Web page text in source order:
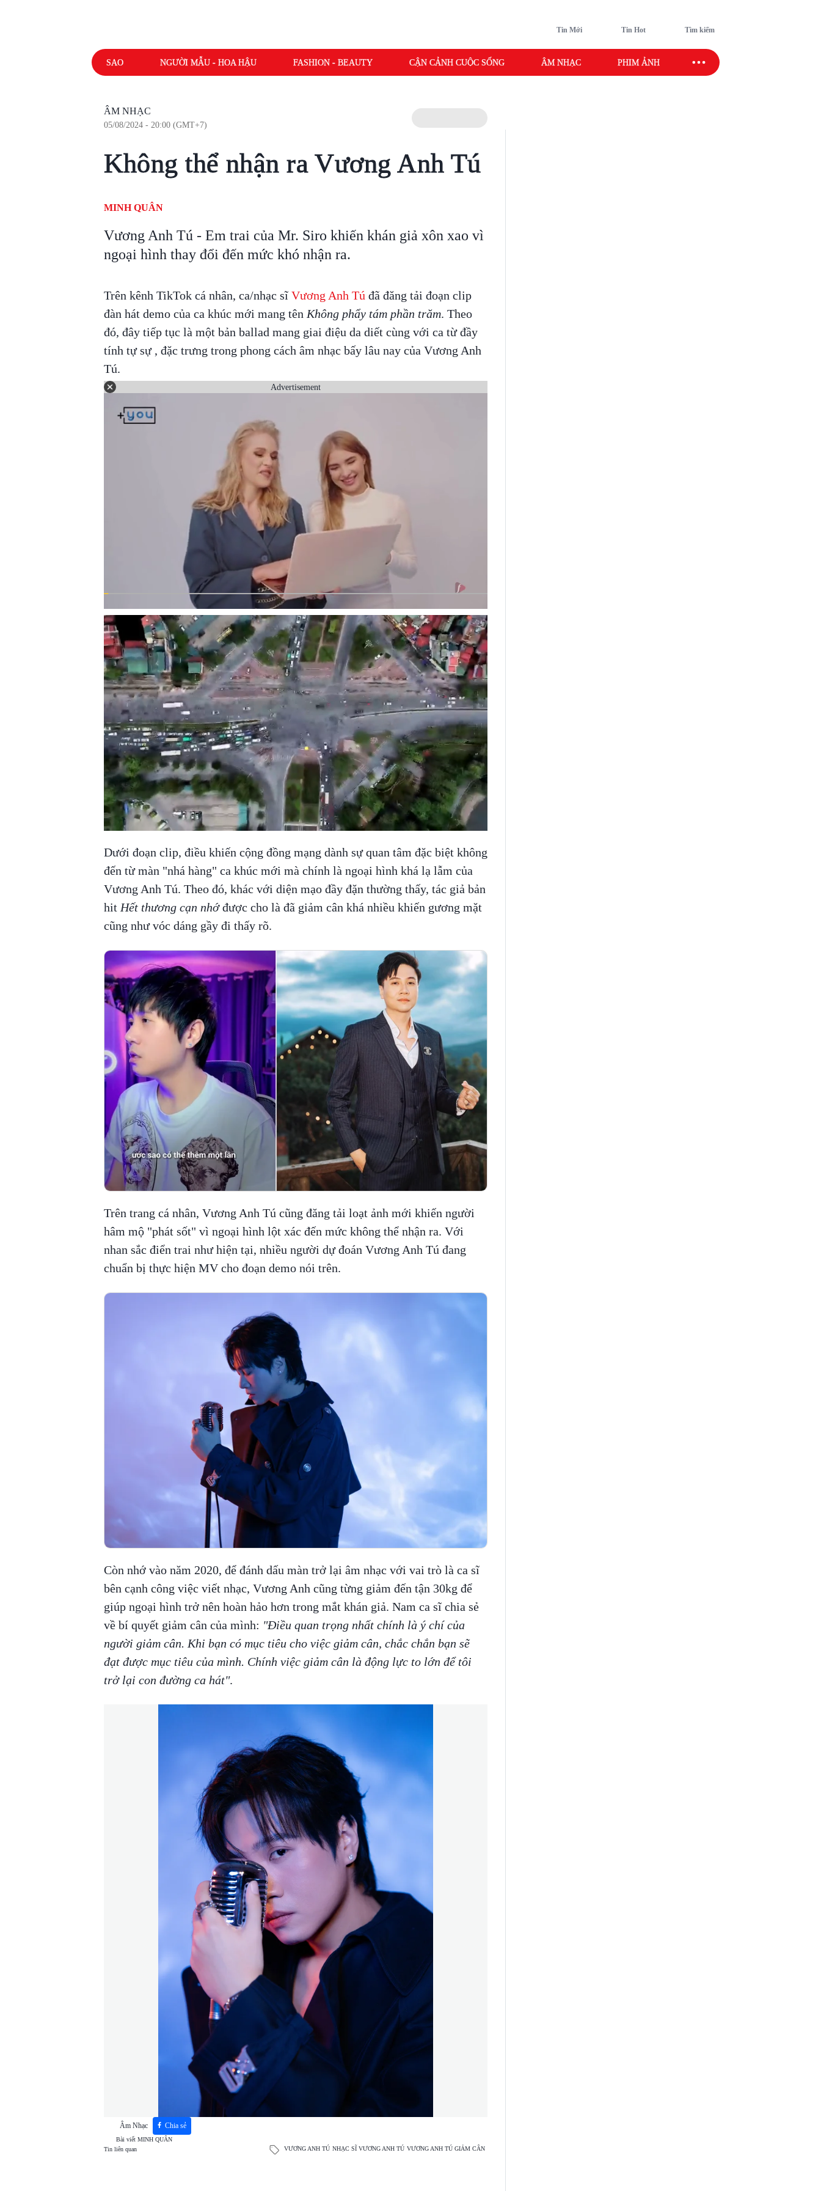
Tin Mới Tin Hot Tìm kiếm
SAO NGƯỜI MẪU - HOA HẬU FASHION - BEAUTY CẬN CẢNH CUỘC SỐNG ÂM NHẠC PHIM ẢNH SAO SPORT
ÂM NHẠC
05/08/2024 - 20:00 (GMT+7)
Không thể nhận ra Vương Anh Tú
MINH QUÂN
Vương Anh Tú - Em trai của Mr. Siro khiến khán giả xôn xao vì
ngoại hình thay đổi đến mức khó nhận ra.
Trên kênh TikTok cá nhân, ca/nhạc sĩ Vương Anh Tú đã đăng tải đoạn clip
đàn hát demo của ca khúc mới mang tên Không phẩy tám phần trăm. Theo
đó, đây tiếp tục là một bản ballad mang giai điệu da diết cùng với ca từ đầy
tính tự sự , đặc trưng trong phong cách âm nhạc bấy lâu nay của Vương Anh
Tú.
Advertisement
Dưới đoạn clip, điều khiến cộng đồng mạng dành sự quan tâm đặc biệt không
đến từ màn "nhá hàng" ca khúc mới mà chính là ngoại hình khá lạ lẫm của
Vương Anh Tú. Theo đó, khác với diện mạo đầy đặn thường thấy, tác giả bản
hit Hết thương cạn nhớđược cho là đã giảm cân khá nhiều khiến gương mặt
cũng như vóc dáng gầy đi thấy rõ.
Trên trang cá nhân, Vương Anh Tú cũng đăng tải loạt ảnh mới khiến người
hâm mộ "phát sốt" vì ngoại hình lột xác đến mức không thể nhận ra. Với
nhan sắc điển trai như hiện tại, nhiều người dự đoán Vương Anh Tú đang
chuẩn bị thực hiện MV cho đoạn demo nói trên.
Còn nhớ vào năm 2020, để đánh dấu màn trở lại âm nhạc với vai trò là ca sĩ
bên cạnh công việc viết nhạc, Vương Anh cũng từng giảm đến tận 30kg để
giúp ngoại hình trở nên hoàn hảo hơn trong mắt khán giả. Nam ca sĩ chia sẻ
về bí quyết giảm cân của mình: "Điều quan trọng nhất chính là ý chí của
người giảm cân. Khi bạn có mục tiêu cho việc giảm cân, chắc chắn bạn sẽ
đạt được mục tiêu của mình. Chính việc giảm cân là động lực to lớn để tôi
trở lại con đường ca hát".
Âm Nhạc Chia sẻ
Bài viết MINH QUÂN
Tin liên quan
VƯƠNG ANH TÚ NHẠC SĨ VƯƠNG ANH TÚ VƯƠNG ANH TÚ GIẢM CÂN